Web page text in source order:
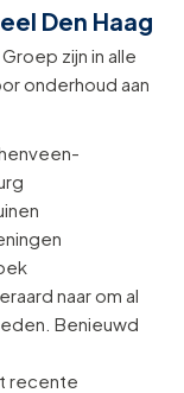
Den Haag
zijn in alle
onderhoud aan
naar om al
Benieuwd
recente